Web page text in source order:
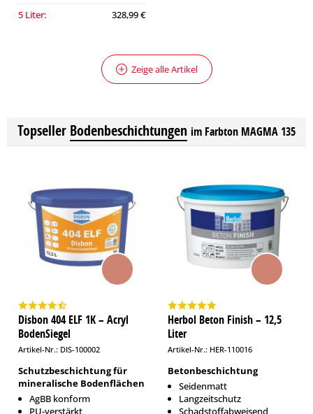
5 Liter:
328,99 €
Zeige alle Artikel
Topseller Bodenbeschichtungen im Farbton MAGMA 135
Disbon 404 ELF 1K – Acryl
BodenSiegel
Artikel-Nr.: DIS-100002
Schutzbeschichtung für
mineralische Bodenflächen
AgBB konform
PU-verstärkt
Herbol Beton Finish – 12,5
Liter
Artikel-Nr.: HER-110016
Betonbeschichtung
Seidenmatt
Langzeitschutz
Schadstoffabweisend